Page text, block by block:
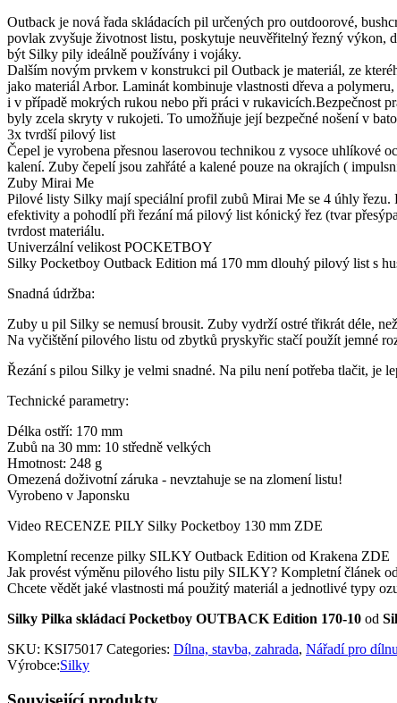
Outback je nová řada skládacích pil určených pro outdoorové,
povlak zvyšuje životnost listu, poskytuje neuvěřitelný řezný výkon,
být Silky pily ideálně používány i vojáky.
Dalším novým prvkem v konstrukci pil Outback je materiál, ze
jako materiál Arbor. Laminát kombinuje vlastnosti dřeva a
i v případě mokrých rukou nebo při práci v rukavicích.Bezpečnost
byly zcela skryty v rukojeti. To umožňuje její bezpečné nošení v
3x tvrdší pilový list
Čepel je vyrobena přesnou laserovou technikou z vysoce uhlíkové
kalení. Zuby čepelí jsou zahřáté a kalené pouze na okrajích (
Zuby Mirai Me
Pilové listy Silky mají speciální profil zubů Mirai Me se 4 úhly řezu.
efektivity a pohodlí při řezání má pilový list kónický řez (tvar
tvrdost materiálu.
Univerzální velikost POCKETBOY
Silky Pocketboy Outback Edition má 170 mm dlouhý pilový list s
Snadná údržba:
Zuby u pil Silky se nemusí brousit. Zuby vydrží ostré třikrát déle,
Na vyčištění pilového listu od zbytků pryskyřic stačí použít jemné
Řezání s pilou Silky je velmi snadné. Na pilu není potřeba tlačit, je
Technické parametry:
Délka ostří: 170 mm
Zubů na 30 mm: 10 středně velkých
Hmotnost: 248 g
Omezená doživotní záruka - nevztahuje se na zlomení listu!
Vyrobeno v Japonsku
Video RECENZE PILY Silky Pocketboy 130 mm ZDE
Kompletní recenze pilky SILKY Outback Edition od Krakena ZDE
Jak provést výměnu pilového listu pily SILKY? Kompletní článek
Chcete vědět jaké vlastnosti má použitý materiál a jednotlivé typy
Silky Pilka skládací Pocketboy OUTBACK Edition 170-10 od
SKU: KSI75017 Categories: Dílna, stavba, zahrada, Nářadí pro
Výrobce:Silky